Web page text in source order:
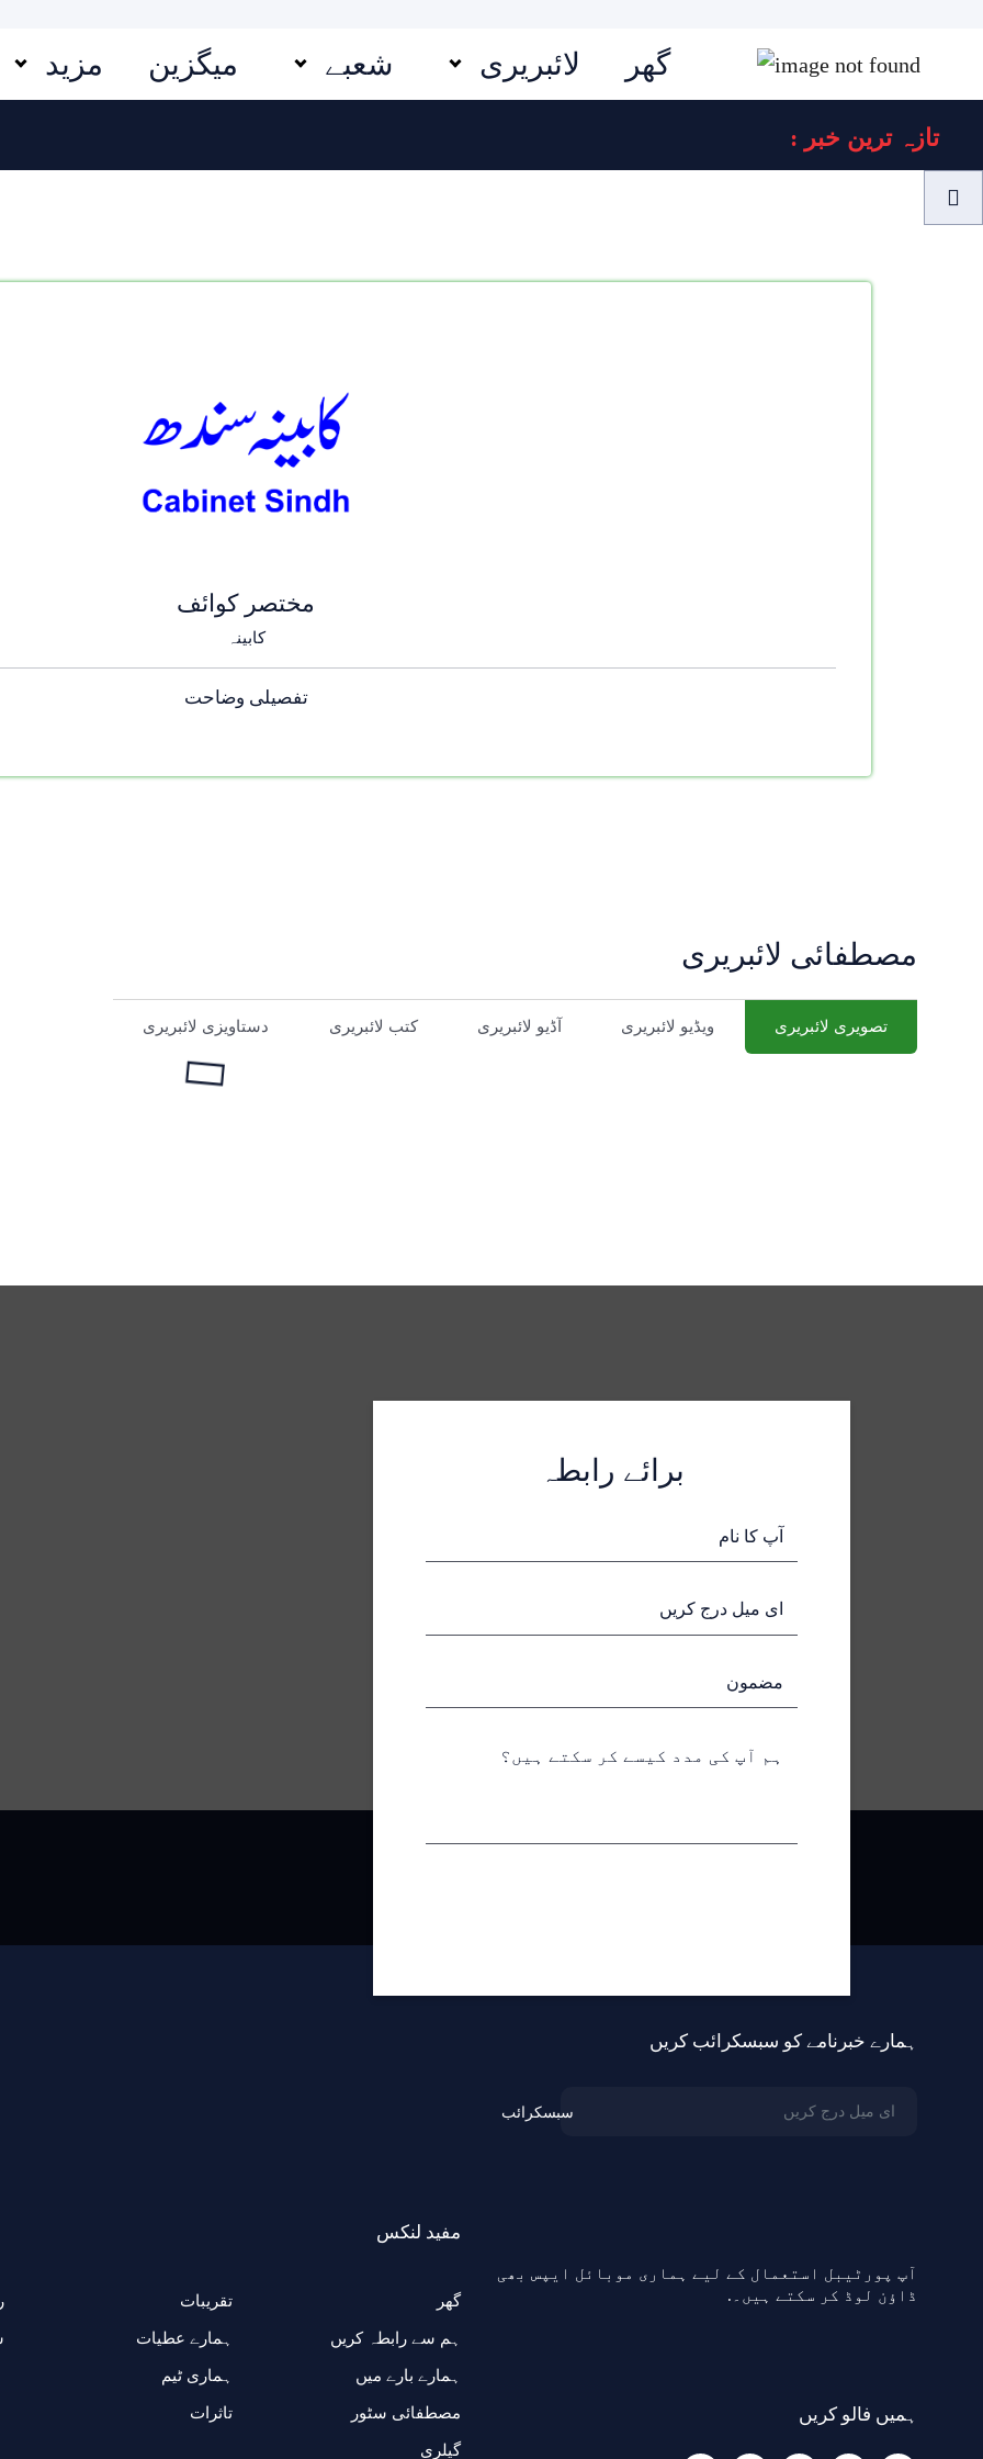
گھر لائبریری شعبے میگزین مزید
: تازہ ترین خبر
مختصر کوائف
کابینہ
تفصیلی وضاحت
مصطفائی لائبریری
تصویری لائبریری ویڈیو لائبریری آڈیو لائبریری کتب لائبریری دستاویزی لائبریری
برائے رابطہ
آپ کا نام
ای میل درج کریں
مضمون
ہم آپ کی مدد کیسے کر سکتے ہیں؟
ہمارے خبرنامے کو سبسکرائب کریں
سبسکرائب
آپ پورٹیبل استعمال کے لیے ہماری موبائل ایپس بھی
ڈاؤن لوڈ کر سکتے ہیں۔.
ہمیں فالو کریں
مفید لنکس
گھر
ہم سے رابطہ کریں
ہمارے بارے میں
مصطفائی سٹور
گیلری
تقریبات
ہمارے عطیات
ہماری ٹیم
تاثرات